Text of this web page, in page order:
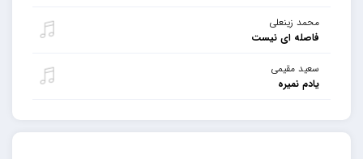
محمد زینعلی
فاصله ای نیست
سعید مقیمی‌
یادم نمیره